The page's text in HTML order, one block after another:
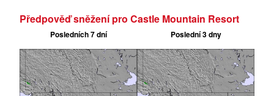
Předpověď sněžení pro Castle Mountain Resort
Posledních 7 dní Poslední 3 dny